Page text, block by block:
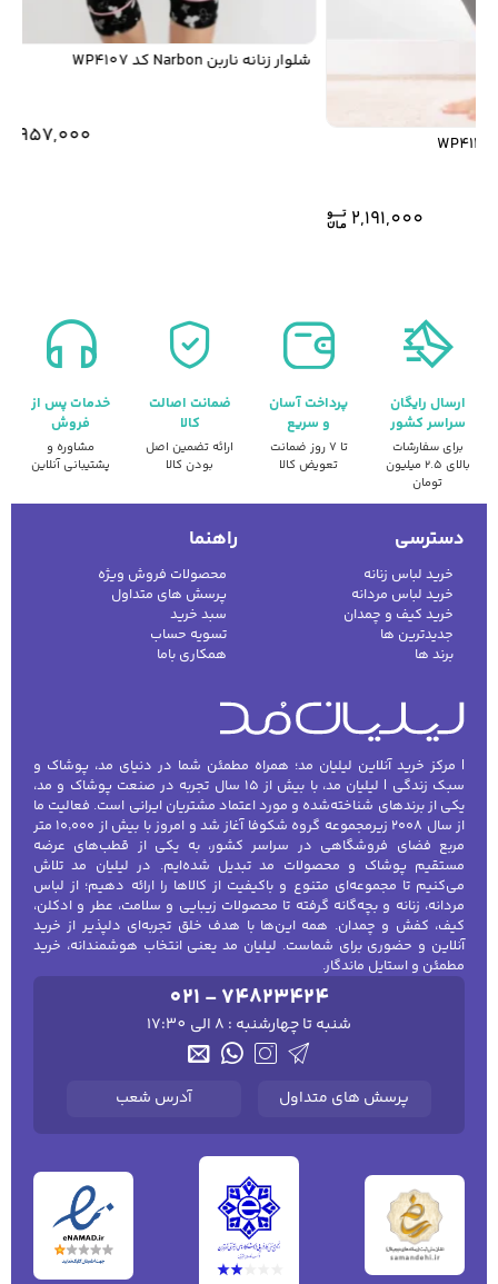
2,191,000
شلوار زنانه ناربن Narbon کد WP4107
1,957,000
ارسال رایگان
سراسر کشور
برای سفارشات
بالای ۲.۵ میلیون
تومان
پرداخت آسان
و سریع
تا ۷ روز ضمانت
تعویض کالا
ضمانت اصالت
کالا
ارائه تضمین اصل
بودن کالا
خدمات پس از
فروش
مشاوره و
پشتیبانی آنلاین
دسترسی
خرید لباس زنانه
خرید لباس مردانه
خرید کیف و چمدان
جدیدترین ها
برند ها
راهنما
محصولات فروش ویژه
پرسش های متداول
سبد خرید
تسویه حساب
همکاری باما
| مرکز خرید آنلاین لیلیان مد؛ همراه مطمئن شما در دنیای مد، پوشاک و
سبک زندگی | لیلیان مد، با بیش از ۱۵ سال تجربه در صنعت پوشاک و مد،
یکی از برندهای شناخته‌شده و مورد اعتماد مشتریان ایرانی است. فعالیت ما
از سال ۲۰۰۸ زیرمجموعه گروه شکوفا آغاز شد و امروز با بیش از ۱۰٬۰۰۰ متر
مربع فضای فروشگاهی در سراسر کشور، به یکی از قطب‌های عرضه
مستقیم پوشاک و محصولات مد تبدیل شده‌ایم. در لیلیان مد تلاش
می‌کنیم تا مجموعه‌ای متنوع و باکیفیت از کالاها را ارائه دهیم؛ از لباس
مردانه، زنانه و بچه‌گانه گرفته تا محصولات زیبایی و سلامت، عطر و ادکلن،
کیف، کفش و چمدان. همه این‌ها با هدف خلق تجربه‌ای دلپذیر از خرید
آنلاین و حضوری برای شماست. لیلیان مد یعنی انتخاب هوشمندانه، خرید
مطمئن و استایل ماندگار.
021 - 74823424
شنبه تا چهارشنبه : 8 الی 17:30
پرسش های متداول آدرس شعب